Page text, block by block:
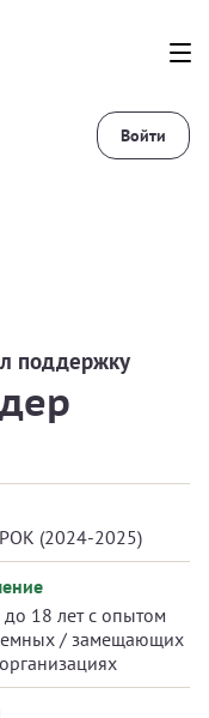
Войти
поддержку
(2024-2025)
до 18 лет с опытом
/ замещающих